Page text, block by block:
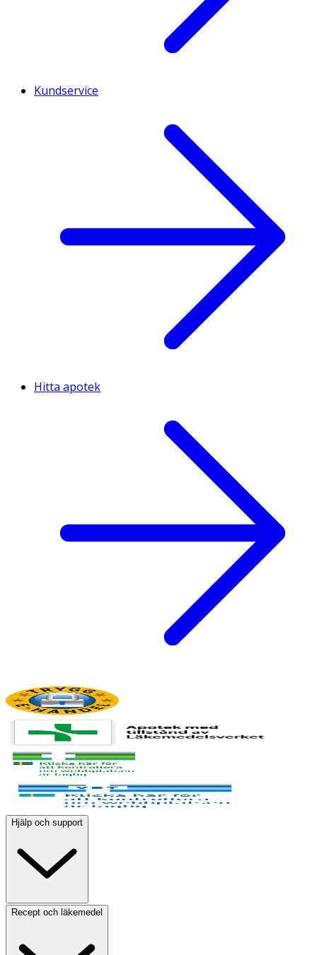
Kundservice
Hitta apotek
Hjälp och support
Recept och läkemedel